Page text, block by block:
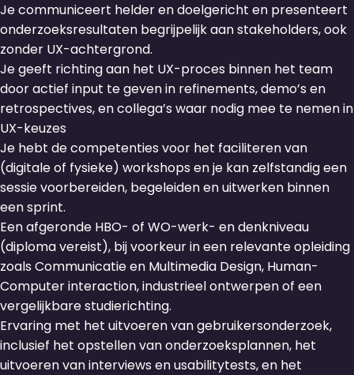
Je communiceert helder en doelgericht en presenteert
onderzoeksresultaten begrijpelijk aan stakeholders, ook
zonder UX-achtergrond.
Je geeft richting aan het UX-proces binnen het team
door actief input te geven in refinements, demo’s en
retrospectives, en collega’s waar nodig mee te nemen in
UX-keuzes
Je hebt de competenties voor het faciliteren van
(digitale of fysieke) workshops en je kan zelfstandig een
sessie voorbereiden, begeleiden en uitwerken binnen
een sprint.
Een afgeronde HBO- of WO-werk- en denkniveau
(diploma vereist), bij voorkeur in een relevante opleiding
zoals Communicatie en Multimedia Design, Human-
Computer interaction, industrieel ontwerpen of een
vergelijkbare studierichting.
Ervaring met het uitvoeren van gebruikersonderzoek,
inclusief het opstellen van onderzoeksplannen, het
uitvoeren van interviews en usabilitytests, en het